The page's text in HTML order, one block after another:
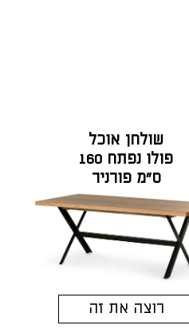
שולחן אוכל
פולו נפתח 160
ס"מ פורניר
אלון
רוצה את זה